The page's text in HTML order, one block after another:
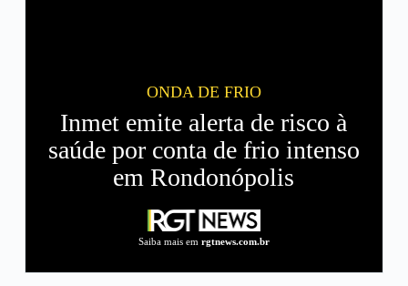
ONDA DE FRIO
Inmet emite alerta de risco à
saúde por conta de frio intenso
em Rondonópolis
Saiba mais em rgtnews.com.br